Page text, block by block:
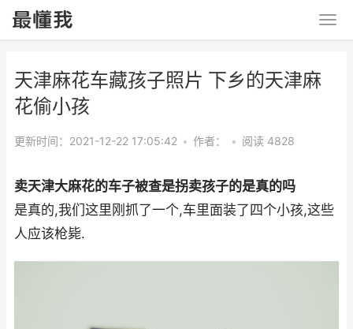
天津麻花车藏孩子照片 下乡的天津麻
花偷小孩
更新时间：2021-12-22 17:05:42 • 作者： • 阅读 4828
卖天津大麻花的车子被查是拐卖孩子的是真的吗
是真的,我们这里刚抓了一个,车里面装了四个小孩,这些
人应该枪毙.